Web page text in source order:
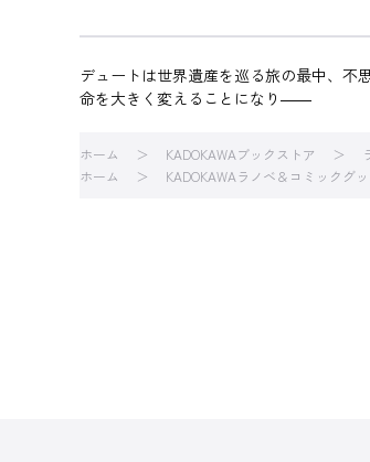
デュートは世界遺産を巡る旅の最中、不
命を大きく変えることになり――
ホーム KADOKAWAブックストア
ホーム
KADOKAWAラノベ＆コミックグ